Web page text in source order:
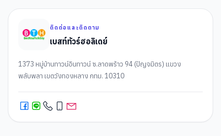
ติดต่อและติดตาม
เบสท์ทัวร์ฮอลิเดย์
1373 หมู่บ้านทาวน์อินทาวน์ ซ.ลาดพร้าว 94 (ปัญจมิตร) แขวง
พลับพลา เขตวังทองหลาง กทม. 10310